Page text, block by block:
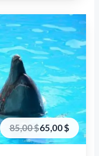
85,00$
Первоначальная
цена
составляла
65,00$
Текущая
цена:
65,00 €.